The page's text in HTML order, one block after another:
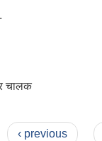
चालक
‹ previous